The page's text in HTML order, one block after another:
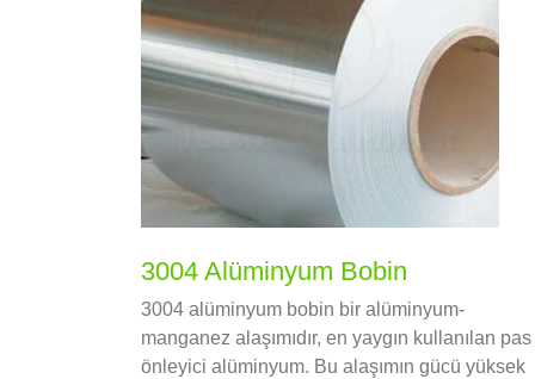
3004 Alüminyum Bobin
3004 alüminyum bobin bir alüminyum-
manganez alaşımıdır, en yaygın kullanılan pas
önleyici alüminyum. Bu alaşımın gücü yüksek